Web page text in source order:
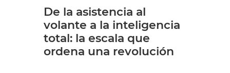
De la asistencia al
volante a la inteligencia
total: la escala que
ordena una revolución